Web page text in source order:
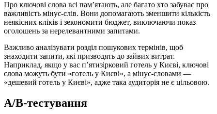
Про ключові слова всі пам’ятають, але багато хто забуває про
важливість мінус-слів. Вони допомагають зменшити кількість
неякісних кліків і зекономити бюджет, виключаючи показ
оголошень за нерелевантними запитами.
Важливо аналізувати розділ пошукових термінів, щоб
знаходити запити, які призводять до зайвих витрат.
Наприклад, якщо у вас п’ятизірковий готель у Києві, ключові
слова можуть бути «готель у Києві», а мінус-словами —
«дешевий готель у Києві», адже така аудиторія не є цільовою.
A/B-тестування